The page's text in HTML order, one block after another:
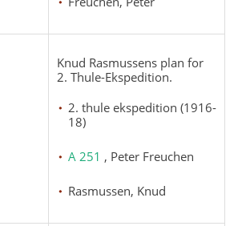
Knud Rasmussens plan for
2. Thule-Ekspedition.
2. thule ekspedition (1916-
18)
A 251 , Peter Freuchen
Rasmussen, Knud